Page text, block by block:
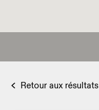
Retour aux résultats